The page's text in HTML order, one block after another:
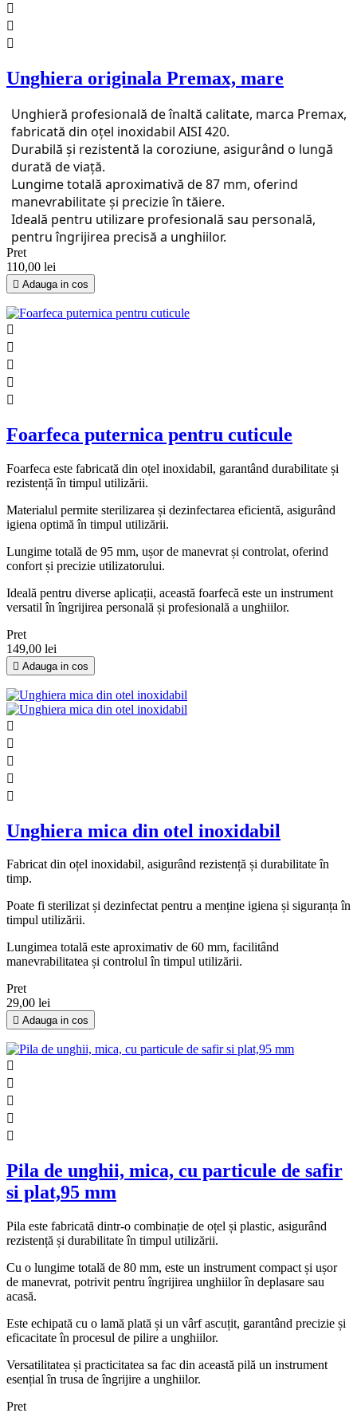



Unghiera originala Premax, mare
Unghieră profesională de înaltă calitate, marca Premax,
fabricată din oțel inoxidabil AISI 420.
Durabilă și rezistentă la coroziune, asigurând o lungă
durată de viață.
Lungime totală aproximativă de 87 mm, oferind
manevrabilitate și precizie în tăiere.
Ideală pentru utilizare profesională sau personală,
pentru îngrijirea precisă a unghiilor.
Pret
110,00 lei
 Adauga in cos





Foarfeca puternica pentru cuticule
Foarfeca este fabricată din oțel inoxidabil, garantând durabilitate și
rezistență în timpul utilizării.
Materialul permite sterilizarea și dezinfectarea eficientă, asigurând
igiena optimă în timpul utilizării.
Lungime totală de 95 mm, ușor de manevrat și controlat, oferind
confort și precizie utilizatorului.
Ideală pentru diverse aplicații, această foarfecă este un instrument
versatil în îngrijirea personală și profesională a unghiilor.
Pret
149,00 lei
 Adauga in cos





Unghiera mica din otel inoxidabil
Fabricat din oțel inoxidabil, asigurând rezistență și durabilitate în
timp.
Poate fi sterilizat și dezinfectat pentru a menține igiena și siguranța în
timpul utilizării.
Lungimea totală este aproximativ de 60 mm, facilitând
manevrabilitatea și controlul în timpul utilizării.
Pret
29,00 lei
 Adauga in cos





Pila de unghii, mica, cu particule de safir
si plat,95 mm
Pila este fabricată dintr-o combinație de oțel și plastic, asigurând
rezistență și durabilitate în timpul utilizării.
Cu o lungime totală de 80 mm, este un instrument compact și ușor
de manevrat, potrivit pentru îngrijirea unghiilor în deplasare sau
acasă.
Este echipată cu o lamă plată și un vârf ascuțit, garantând precizie și
eficacitate în procesul de pilire a unghiilor.
Versatilitatea și practicitatea sa fac din această pilă un instrument
esențial în trusa de îngrijire a unghiilor.
Pret